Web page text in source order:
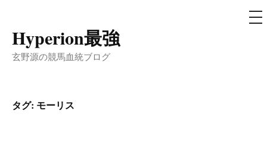
コ
ン
ツ
へ
Hyperion最強
玄野源の競馬血統ブログ
メ
ニ
タグ: モーリス